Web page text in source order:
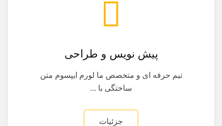
پیش نویس و طراحی
تیم حرفه ای و متخصص ما لورم ایپسوم متن
ساختگی با ...
جزئیات